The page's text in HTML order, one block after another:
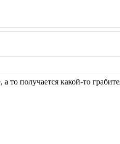
получается какой-то